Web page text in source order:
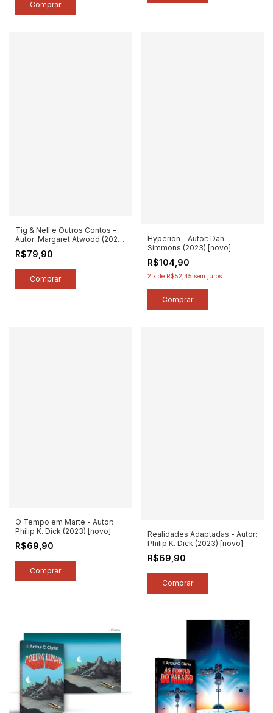
Tig & Nell e Outros Contos -
Autor: Margaret Atwood (2024)
[novo]
R$79,90
Hyperion - Autor: Dan
Simmons (2023) [novo]
R$104,90
2 x de R$52,45 sem juros
O Tempo em Marte - Autor:
Philip K. Dick (2023) [novo]
R$69,90
Realidades Adaptadas - Autor:
Philip K. Dick (2023) [novo]
R$69,90